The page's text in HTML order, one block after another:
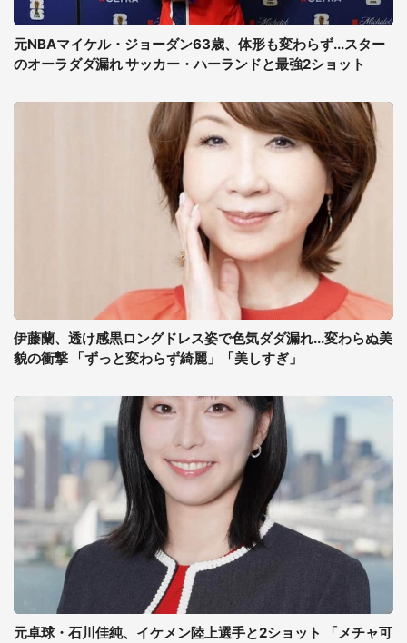
元NBAマイケル・ジョーダン63歳、体形も変わらず...スター
のオーラダダ漏れ サッカー・ハーランドと最強2ショット
伊藤蘭、透け感黒ロングドレス姿で色気ダダ漏れ...変わらぬ美
貌の衝撃 「ずっと変わらず綺麗」「美しすぎ」
元卓球・石川佳純、イケメン陸上選手と2ショット 「メチャ可